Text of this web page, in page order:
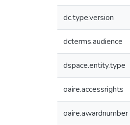
dc.type.version
dcterms.audience
dspace.entity.type
oaire.accessrights
oaire.awardnumber